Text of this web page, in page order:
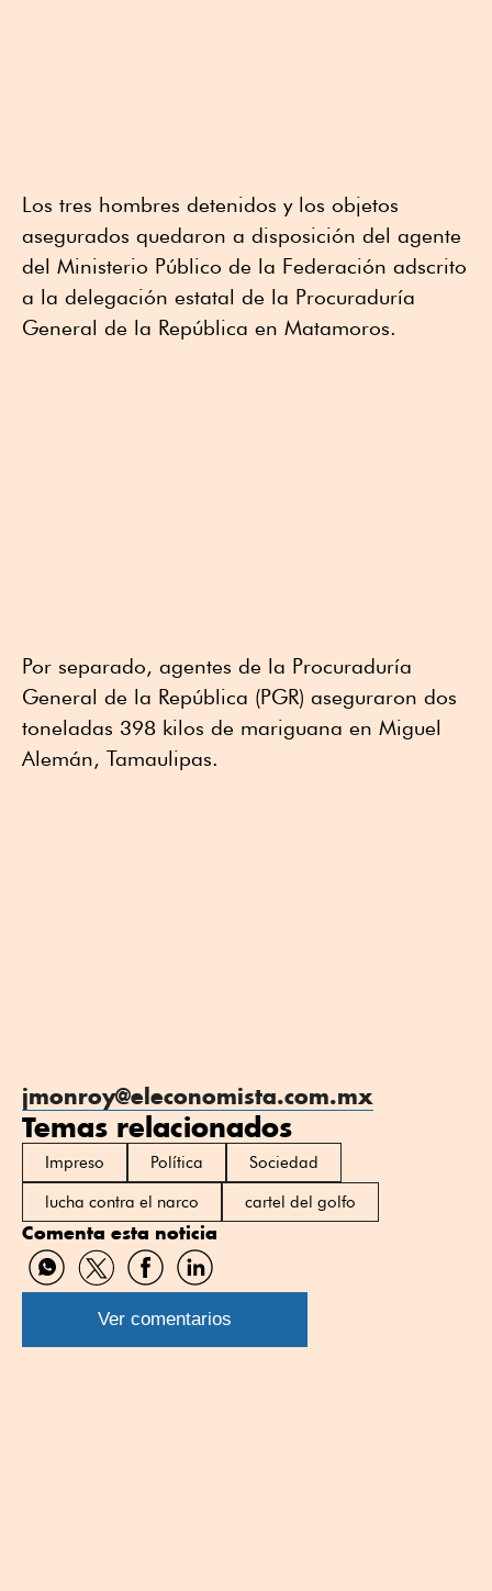
Los tres hombres detenidos y los objetos
asegurados quedaron a disposición del agente
del Ministerio Público de la Federación adscrito
a la delegación estatal de la Procuraduría
General de la República en Matamoros.
Por separado, agentes de la Procuraduría
General de la República (PGR) aseguraron dos
toneladas 398 kilos de mariguana en Miguel
Alemán, Tamaulipas.
jmonroy@eleconomista.com.mx
Temas relacionados
Impreso Política
Sociedad
lucha contra el narco
cartel del golfo
Comenta esta noticia
Compartir
por
WhatsApp
Compartir
por
Twitter
Compartir
por
Facebook
Compartir
por
Linkedin
Ver comentarios